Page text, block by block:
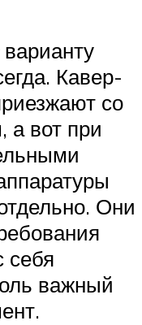
Кавер-
со
а вот при
Они
себя
важный